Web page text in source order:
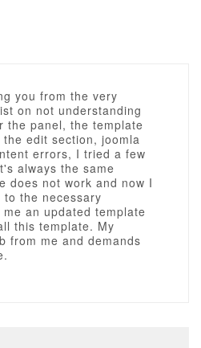
you from the very
on not understanding
the panel, the template
edit section, joomla
errors, I tried a few
always the same
does not work and now I
the necessary
an updated template
this template. My
from me and demands